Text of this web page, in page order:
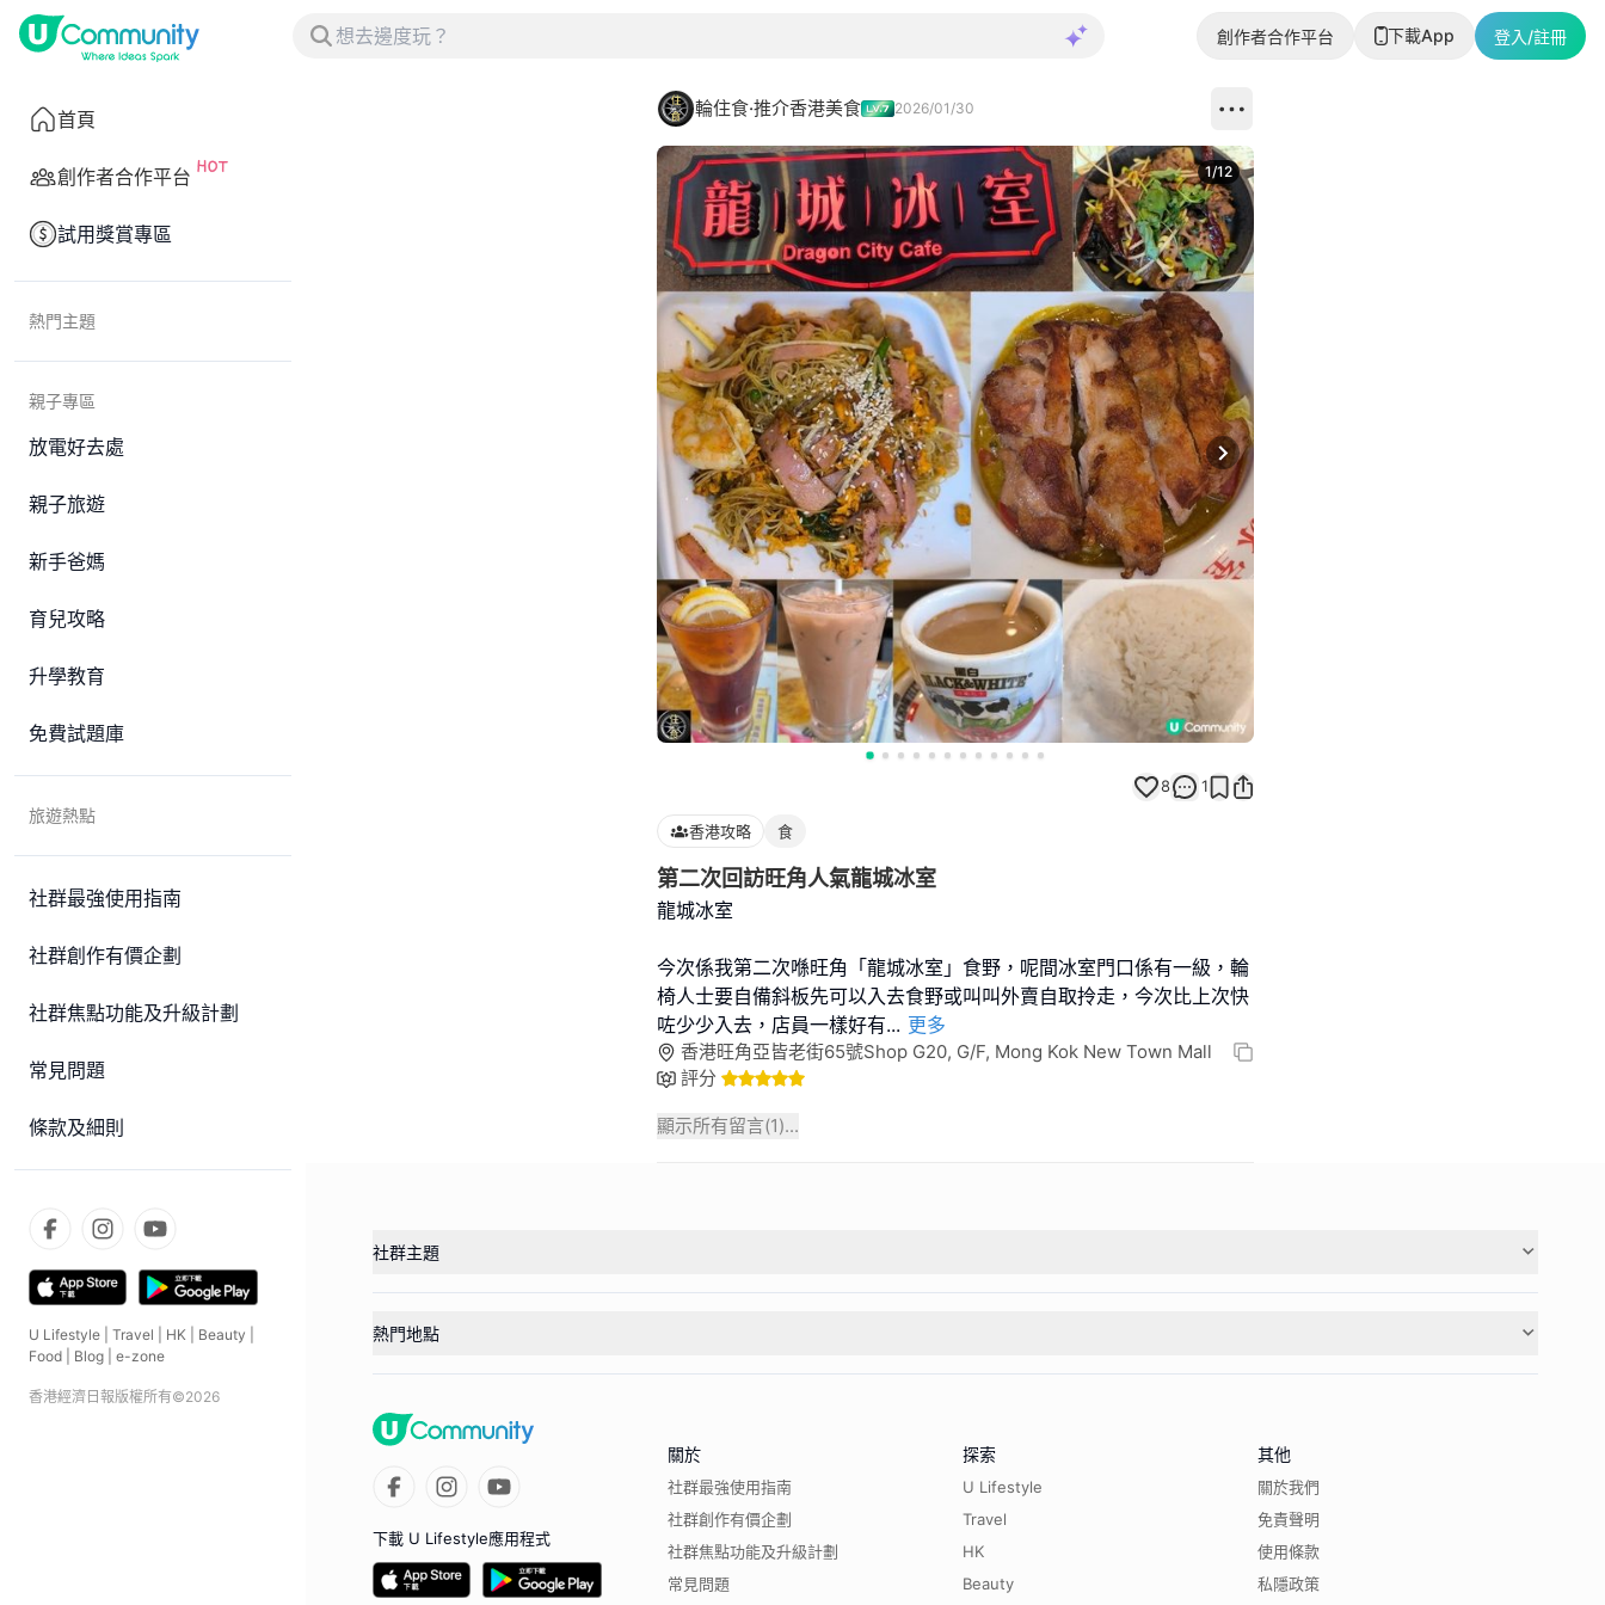
創作者合作平台 下載App 登入/註冊
首頁
創作者合作平台
試用獎賞專區
熱門主題
親子專區
放電好去處
親子旅遊
新手爸媽
育兒攻略
升學教育
免費試題庫
旅遊熱點
社群最強使用指南
社群創作有價企劃
社群焦點功能及升級計劃
常見問題
條款及細則
U Lifestyle Travel HK Beauty
Food
Blog e-zone
香港經濟日報版權所有©2026
輪住食·推介香港美食 2026/01/30
Next slide
1/12
8 1
香港攻略 食
第二次回訪旺角人氣龍城冰室
龍城冰室
今次係我第二次喺旺角「龍城冰室」食野，呢間冰室門口係有一級，輪
椅人士要自備斜板先可以入去食野或叫叫外賣自取拎走，今次比上次快
咗少少入去，店員一樣好有... 更多
香港旺角亞皆老街65號Shop G20, G/F, Mong Kok New Town Mall
評分
顯示所有留言(1)...
社群主題
熱門地點
下載 U Lifestyle應用程式
關於
社群最強使用指南
社群創作有價企劃
社群焦點功能及升級計劃
常見問題
探索
U Lifestyle
Travel
HK
Beauty
其他
關於我們
免責聲明
使用條款
私隱政策